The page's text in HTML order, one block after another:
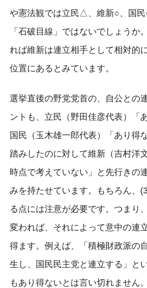
や憲法観では立民△、維新○、国
「石破目線」ではないでしょうか
れば維新は連立相手として相対的
位置にあるとみています。
選挙直後の野党党首の、自公との
ントも、立民（野田佳彦代表）「
国民（玉木雄一郎代表）「あり得
踏みしたのに対して維新（吉村洋
時点で考えていない」と先行きの
みを持たせています。もちろん、
る点には注意が必要です。つまり
変われば、それによって意中の連
得ます。例えば、「積極財政派の
生し、国民民主党と連立する」と
もあり得ないとは言い切れません。